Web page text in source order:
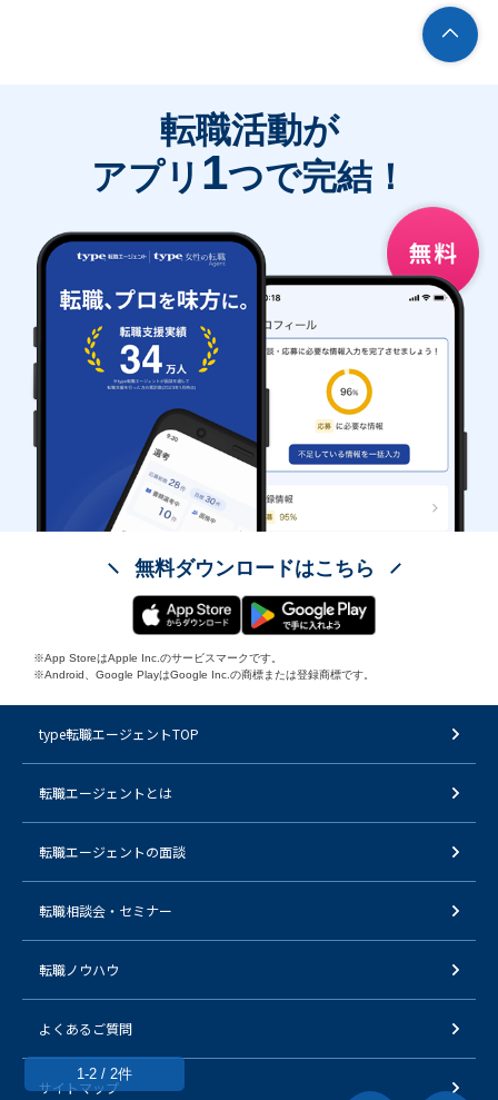
1-2 / 2件
転職活動が
アプリ 1つで完結！
無料ダウンロードはこちら
※App StoreはApple Inc.のサービスマークです。
※Android、Google PlayはGoogle Inc.の商標または登録商標です。
type転職エージェントTOP
転職エージェントとは
転職エージェントの面談
転職相談会・セミナー
転職ノウハウ
よくあるご質問
サイトマップ